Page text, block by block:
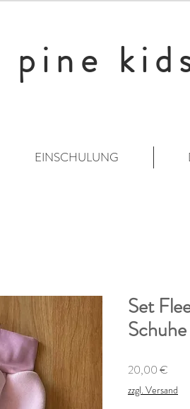
EINSCHULUNG
Set
20,00 €
zzgl. Versand